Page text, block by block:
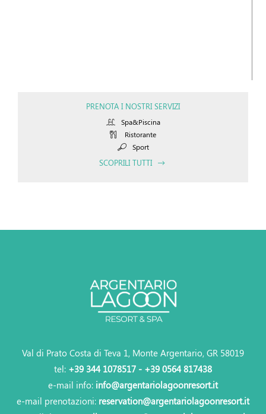
PRENOTA I NOSTRI SERVIZI
Spa&Piscina
Ristorante
Sport
SCOPRILI TUTTI
Val di Prato Costa di Teva 1, Monte Argentario, GR 58019
tel: +39 344 1078517 - +39 0564 817438
e-mail info: info@argentariolagoonresort.it
e-mail prenotazioni: reservation@argentariolagoonresort.it